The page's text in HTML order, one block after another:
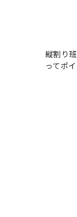
縦割り
ってポ